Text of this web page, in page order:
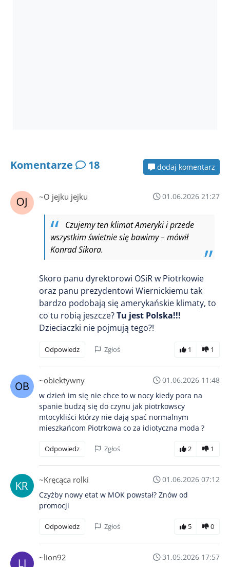
Komentarze 18 dodaj komentarz
~O jejku jejku 01.06.2026 21:27
Czujemy ten klimat Ameryki i przede
wszystkim świetnie się bawimy – mówił
Konrad Sikora.
Skoro panu dyrektorowi OSiR w Piotrkowie
oraz panu prezydentowi Wiernickiemu tak
bardzo podobają się amerykańskie klimaty, to
co tu robią jeszcze?Tu jest Polska!!!
Dzieciaczki nie pojmują tego?!
Odpowiedz Zgłoś 1 1
~obiektywny
01.06.2026 11:48
w dzień im się nie chce to w nocy kiedy pora na
spanie budzą się do czynu jak piotrkowscy
mtocykliści którzy nie dają spać normalnym
mieszkańcom Piotrkowa co za idiotyczna moda ?
Odpowiedz Zgłoś 2 1
~Kręcąca rolki
01.06.2026 07:12
Czyżby nowy etat w MOK powstał? Znów od
promocji
Odpowiedz Zgłoś 5 0
~lion92
31.05.2026 17:57